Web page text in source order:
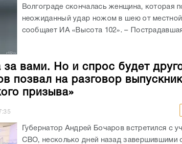
Волгограде скончалась женщина, которая
неожиданный удар ножом в шею от местной
сообщает ИА «Высота 102». –
за вами. Но и спрос будет
позвал на разговор
призыва»
Губернатор Андрей Бочаров встретился с
СВО, несколько дней назад завершившими